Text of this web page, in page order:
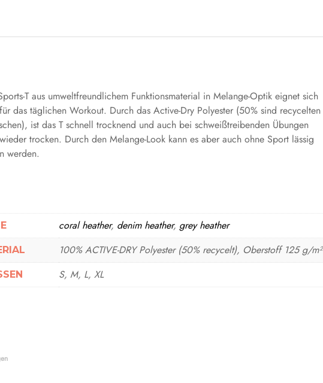
T aus umweltfreundlichem Funktionsmaterial in Melange-Optik eignet sich
das täglichen Workout. Durch das Active-Dry Polyester (50% sind recycelten
ist das T schnell trocknend und auch bei schweißtreibenden Übungen
trocken. Durch den Melange-Look kann es aber auch ohne Sport lässig
werden.
coral heather, denim heather, grey heather
100% ACTIVE-DRY Polyester (50% recycelt), Oberstoff 125 g/m²
S, M, L, XL